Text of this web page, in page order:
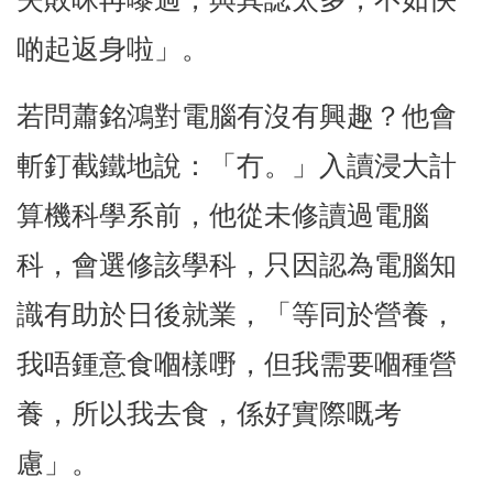
啲起返身啦」。
若問蕭銘鴻對電腦有沒有興趣？他會
斬釘截鐵地說：「冇。」入讀浸大計
算機科學系前，他從未修讀過電腦
科，會選修該學科，只因認為電腦知
識有助於日後就業，「等同於營養，
我唔鍾意食嗰樣嘢，但我需要嗰種營
養，所以我去食，係好實際嘅考
慮」。